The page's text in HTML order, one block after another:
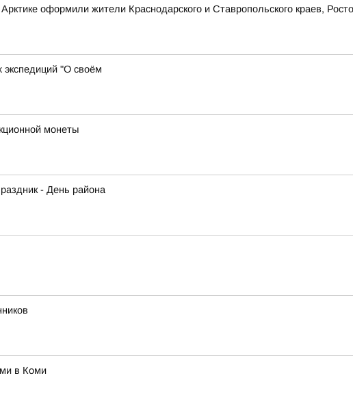
оформили жители Краснодарского и Ставропольского краев,
"О своём
монеты
- День района
в Коми